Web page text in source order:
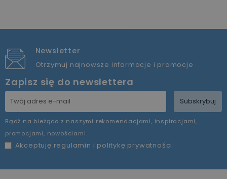
Newsletter
Otrzymuj najnowsze informacje i promocje
Zapisz się do newslettera
Subskrybuj
Bądź na bieżąco z naszymi rekomendacjami, inspiracjami,
promocjami, nowościami.
Akceptuję regulamin i politykę prywatności.